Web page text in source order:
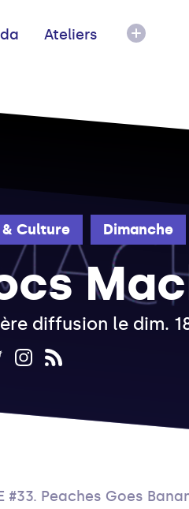
Ateliers
Culture Dimanche
diffusion le dim.
Goes Bananas, par Marie Losier // Les